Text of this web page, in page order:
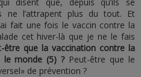
ne l’attrapent plus du tout. Et
fait une fois le vaccin contre la
cet hiver-là que je ne le fais
être que la vaccination contre la
le monde (5) ?Peut-être que le
de prévention ?